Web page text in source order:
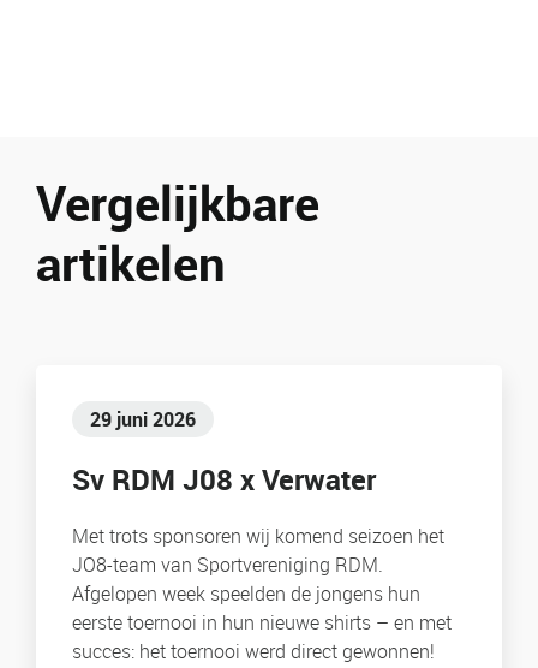
Vergelijkbare
artikelen
29 juni 2026
Sv RDM J08 x Verwater
Met trots sponsoren wij komend seizoen het
JO8-team van Sportvereniging RDM.
Afgelopen week speelden de jongens hun
eerste toernooi in hun nieuwe shirts – en met
succes: het toernooi werd direct gewonnen!